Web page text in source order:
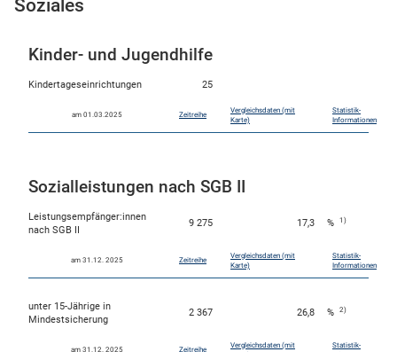
Soziales
Kinder- und Jugendhilfe
Kindertageseinrichtungen 25
am 01.03.2025 Zeitreihe
Vergleichsdaten (mit
Karte)
Statistik-
Informationen
Sozialleistungen nach SGB II
Leistungsempfänger:innen
nach SGB II
9 275 17,3 % 1)
am 31.12. 2025 Zeitreihe
Vergleichsdaten (mit
Karte)
Statistik-
Informationen
unter 15-Jährige in
Mindestsicherung
2 367 26,8 % 2)
am 31.12. 2025 Zeitreihe
Vergleichsdaten (mit
Statistik-